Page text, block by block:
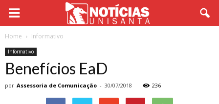
Home Informativo
Informativo
Benefícios EaD
por Assessoria de Comunicação - 30/07/2018 236